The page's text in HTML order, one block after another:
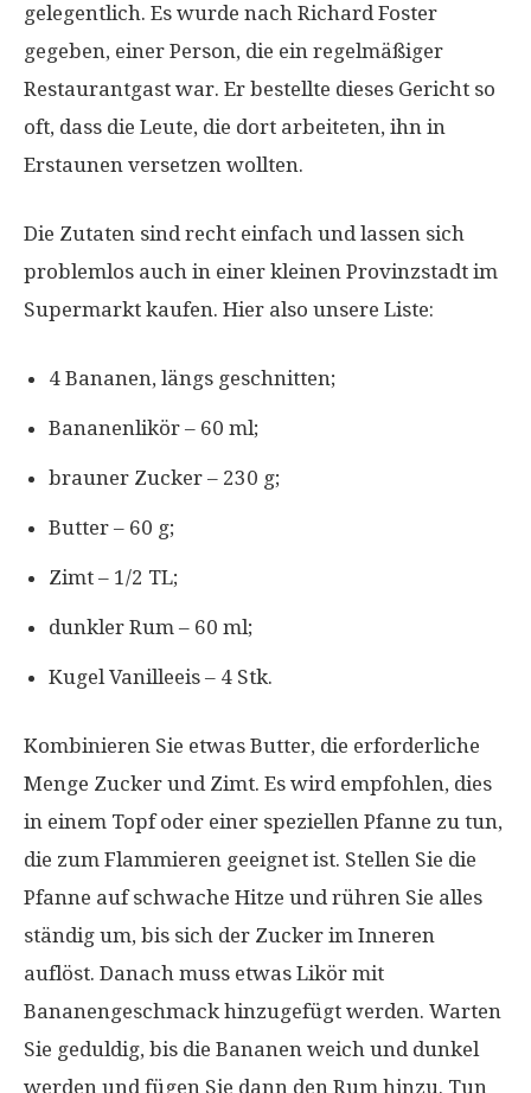
gelegentlich. Es wurde nach Richard Foster
gegeben, einer Person, die ein regelmäßiger
Restaurantgast war. Er bestellte dieses Gericht so
oft, dass die Leute, die dort arbeiteten, ihn in
Erstaunen versetzen wollten.
Die Zutaten sind recht einfach und lassen sich
problemlos auch in einer kleinen Provinzstadt im
Supermarkt kaufen. Hier also unsere Liste:
4 Bananen, längs geschnitten;
Bananenlikör – 60 ml;
brauner Zucker – 230 g;
Butter – 60 g;
Zimt – 1/2 TL;
dunkler Rum – 60 ml;
Kugel Vanilleeis – 4 Stk.
Kombinieren Sie etwas Butter, die erforderliche
Menge Zucker und Zimt. Es wird empfohlen, dies
in einem Topf oder einer speziellen Pfanne zu tun,
die zum Flammieren geeignet ist. Stellen Sie die
Pfanne auf schwache Hitze und rühren Sie alles
ständig um, bis sich der Zucker im Inneren
auflöst. Danach muss etwas Likör mit
Bananengeschmack hinzugefügt werden. Warten
Sie geduldig, bis die Bananen weich und dunkel
werden und fügen Sie dann den Rum hinzu. Tun